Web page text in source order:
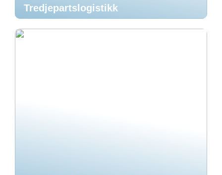
Tredjepartslogistikk